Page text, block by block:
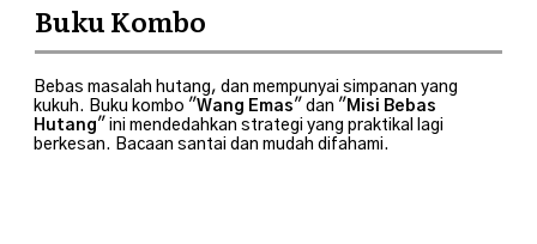
Buku Kombo
Bebas masalah hutang, dan mempunyai simpanan yang
kukuh. Buku kombo "Wang Emas" dan " Misi Bebas
Hutang" ini mendedahkan strategi yang praktikal lagi
berkesan. Bacaan santai dan mudah difahami.